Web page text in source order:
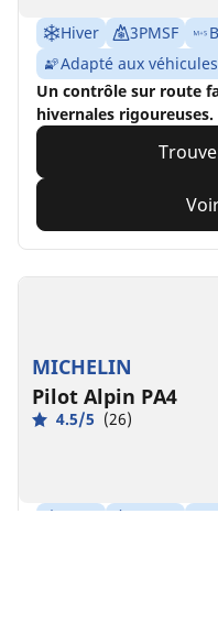
Hiver 3PMSF
Adapté aux
Un contrôle sur route
hivernales rigoureuses.
MICHELIN
Pilot Alpin PA4
4.5/5 (26)
Hiver 3PMSF